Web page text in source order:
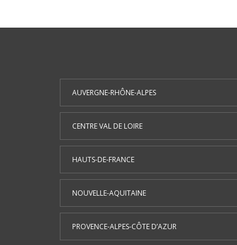
AUVERGNE-RHÔNE-ALPES
CENTRE VAL DE LOIRE
HAUTS-DE-FRANCE
NOUVELLE-AQUITAINE
PROVENCE-ALPES-CÔTE D’AZUR